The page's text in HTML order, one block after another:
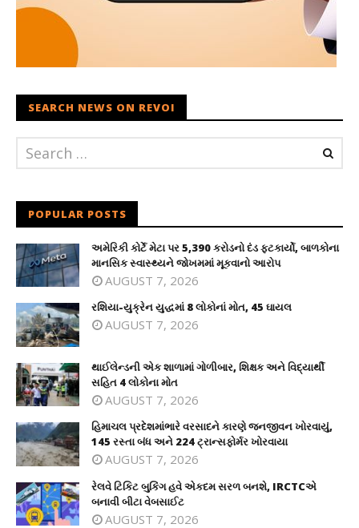
SEARCH NEWS ON REVOI
POPULAR POSTS
અમેરિકી કોર્ટે મેટા પર 5,390 કરોડનો દંડ ફટકાર્યો, બાળકોના
માનસિક સ્વાસ્થ્યને જોખમમાં મૂકવાનો આરોપ
AUGUST 7, 2026
રશિયા-યુક્રેન યુદ્ધમાં 8 લોકોનાં મોત, 45 ઘાયલ
AUGUST 7, 2026
થાઈલેન્ડની એક શાળામાં ગોળીબાર, શિક્ષક અને વિદ્યાર્થી
સહિત 4 લોકોના મોત
AUGUST 7, 2026
હિમાચલ પ્રદેશમાંભારે વરસાદને કારણે જનજીવન ખોરવાયું,
145 રસ્તા બંધ અને 224 ટ્રાન્સફોર્મર ખોરવાયા
AUGUST 7, 2026
રેલવે ટિકિટ બુકિંગ હવે એકદમ સરળ બનશે, IRCTCએ
બનાવી બીટા વેબસાઈટ
AUGUST 7, 2026